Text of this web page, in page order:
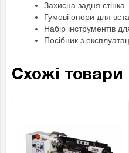
Захисна задня стінка
Гумові опори для
Набір інструментів
Посібник з
Схожі товари